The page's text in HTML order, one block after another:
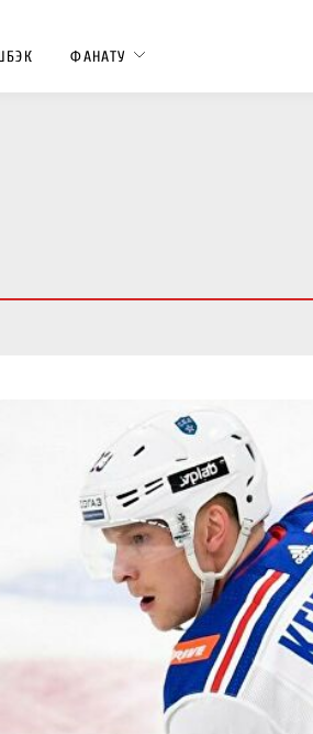
ФАНАТУ